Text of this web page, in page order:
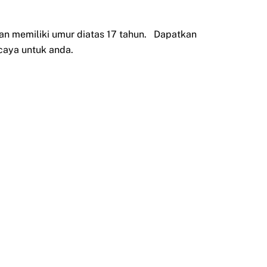
memiliki umur diatas 17 tahun. Dapatkan
untuk anda.